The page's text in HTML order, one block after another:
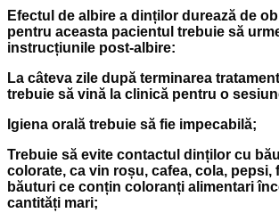
Efectul de albire a dinților durează de
pentru aceasta pacientul trebuie să
instrucțiunile post-albire:
La câteva zile după terminarea
trebuie să vină la clinică pentru o
Igiena orală trebuie să fie impecabilă;
Trebuie să evite contactul dinților cu
colorate, ca vin roșu, cafea, cola, pepsi,
băuturi ce conțin coloranți alimentari
cantități mari;